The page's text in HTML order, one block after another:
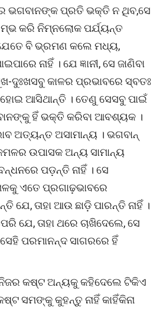
ଭଗବାନଙ୍କ ପ୍ରତି ଭକ୍ତି ନ ଥିବ,ସେ
କରି ନିମ୍ନଲୋକ ପର୍ଯ୍ୟନ୍ତ
ବି ଭ୍ରମଣ କଲେ ମଧ୍ୟ,
ନାହିଁ । ଯେ ଜ୍ଞାନୀ, ସେ ଜାଣିବା
ଦୁଃଖସବୁ କାଳର ପ୍ରଭାବରେ ସ୍ବତଃ
ଆସିଥାନ୍ତି । ତେଣୁ ସେସବୁ ପାଇଁ
ହିଁ ଭକ୍ତି କରିବା ଆବଶ୍ୟକ ।
ଅତ୍ୟନ୍ତ ଅସାମାନ୍ୟ । ଭଗବାନ୍
ଉପାସକ ଅନ୍ୟ ସାମାନ୍ୟ
ପଡ଼ନ୍ତି ନାହିଁ । ସେ
ଏତେ ପ୍ରଗାଢ଼ଭାବରେ
ତାହା ଆଉ ଛାଡ଼ି ପାରନ୍ତି ନାହିଁ ।
ଯେ, ତାହା ଥରେ ଚାଖିଦେଲେ, ସେ
ସେହି ପରମାନନ୍ଦ ସାଗରରେ ହିଁ
କଷ୍ଟ ଅନ୍ୟକୁ କହିଦେଲେ ଟିକିଏ
ସମଙ୍କୁ କୁହନ୍ତୁ ନାହିଁ କାହିଁକିନା